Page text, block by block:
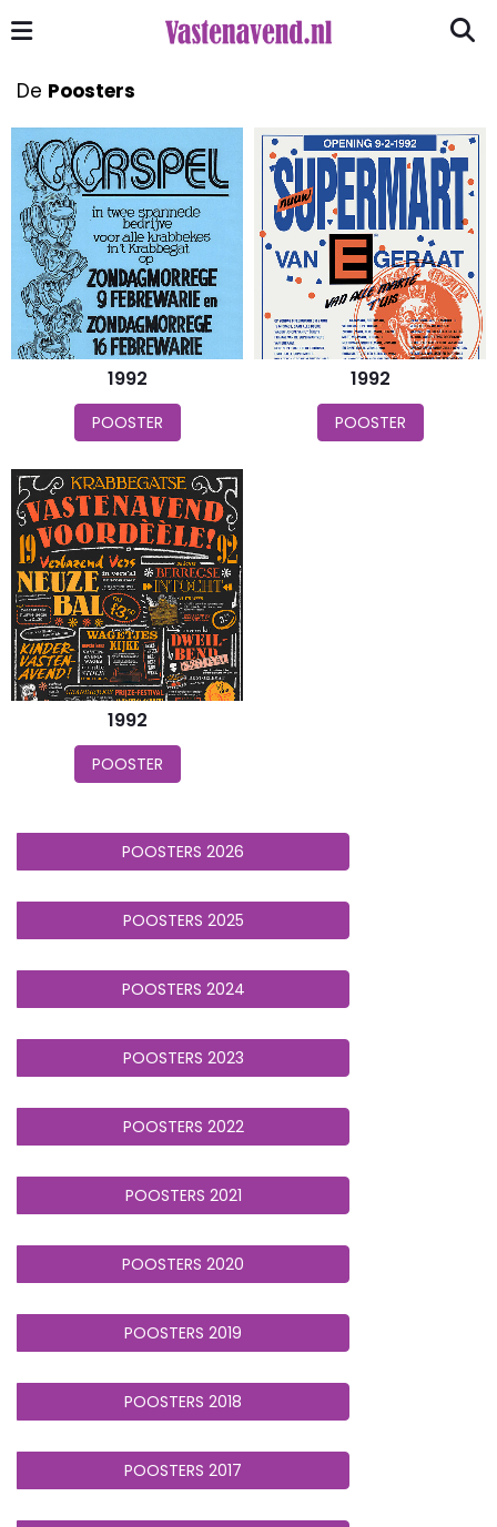
De Poosters
1992
POOSTER
1992
POOSTER
1992
POOSTER
POOSTERS 2026
POOSTERS 2025
POOSTERS 2024
POOSTERS 2023
POOSTERS 2022
POOSTERS 2021
POOSTERS 2020
POOSTERS 2019
POOSTERS 2018
POOSTERS 2017